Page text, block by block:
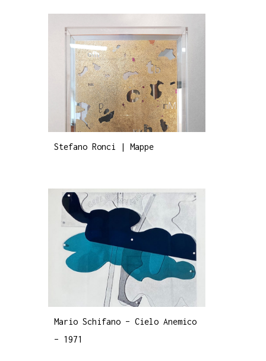
Stefano Ronci | Mappe
Mario Schifano – Cielo Anemico
– 1971